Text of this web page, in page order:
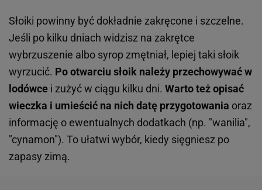
Słoiki powinny być dokładnie zakręcone i szczelne.
Jeśli po kilku dniach widzisz na zakrętce
wybrzuszenie albo syrop zmętniał, lepiej taki słoik
wyrzucić. Po otwarciu słoik należy przechowywać w
lodówce i zużyć w ciągu kilku dni. Warto też opisać
wieczka i umieścić na nich datę przygotowania oraz
informację o ewentualnych dodatkach (np. "wanilia",
"cynamon"). To ułatwi wybór, kiedy sięgniesz po
zapasy zimą.